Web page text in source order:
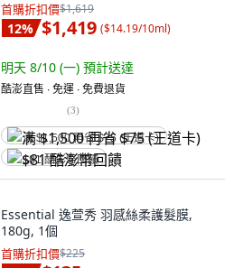
首購折扣價$1,619
12% $1,419 ($14.19/10ml)
明天 8/10 (一) 預計送達
酷澎直售 ∙ 免運 ∙ 免費退貨
(3)
满 $1,500 再省 $75 (王道卡)
$81 酷澎幣回饋
Essential 逸萱秀 羽感絲柔護髮膜,
180g, 1個
首購折扣價$225